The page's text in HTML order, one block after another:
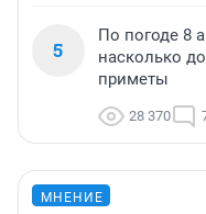
5
По погоде 8
насколько
приметы
28 370
МНЕНИЕ